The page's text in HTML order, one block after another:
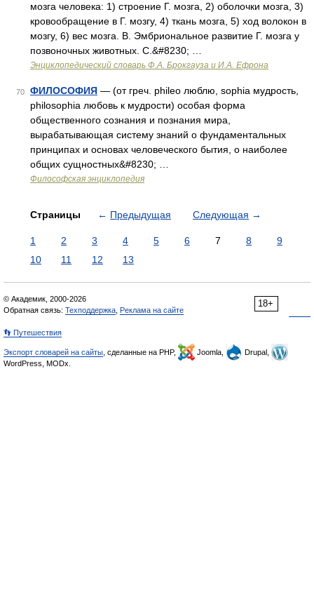
мозга человека: 1) строение Г. мозга, 2) оболочки мозга, 3)
кровообращение в Г. мозгу, 4) ткань мозга, 5) ход волокон в
мозгу, 6) вес мозга. В. Эмбриональное развитие Г. мозга у
позвоночных животных. С.&#8230; …
Энциклопедический словарь Ф.А. Брокгауза и И.А. Ефрона
70 ФИЛОСОФИЯ — (от греч. phileo люблю, sophia мудрость,
philosophia любовь к мудрости) особая форма
общественного сознания и познания мира,
вырабатывающая систему знаний о фундаментальных
принципах и основах человеческого бытия, о наиболее
общих сущностных&#8230; …
Философская энциклопедия
Страницы ← Предыдущая Следующая →
1 2 3 4 5 6 7 8
9
10
11 12 13
18+
© Академик, 2000-2026
Обратная связь: Техподдержка Реклама на сайте
👣 Путешествия
Экспорт словарей на сайты , сделанные на PHP, Joomla,
Drupal,
WordPress, MODx.